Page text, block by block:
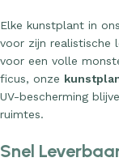
Elke kunstplant in
voor zijn realistische
voor een volle
ficus, onze
UV-bescherming
ruimtes.
Snel